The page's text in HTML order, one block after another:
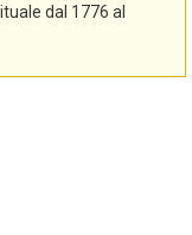
dal 1776 al